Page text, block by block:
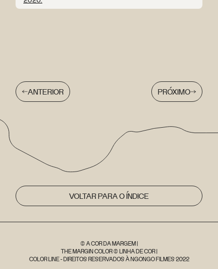
ANTERIOR PRÓXIMO
VOLTAR PARA O ÍNDICE
© A COR DA MARGEM |
THE MARGIN COLOR © LINHA DE COR |
COLOR LINE - DIREITOS RESERVADOS À NGONGO FILMES 2022